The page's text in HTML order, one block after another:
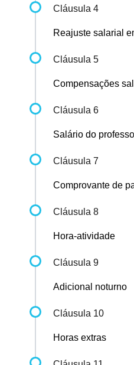
Cláusula 4
Reajuste salarial
Cláusula 5
Compensações
Cláusula 6
Salário do
Cláusula 7
Comprovante de
Cláusula 8
Hora-atividade
Cláusula 9
Adicional noturno
Cláusula 10
Horas extras